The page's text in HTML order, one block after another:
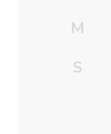
M
S